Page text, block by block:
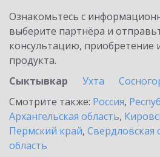
Ознакомьтесь с
выберите партнёра и
консультацию, приобретение
продукта.
Сыктывкар
Ухта
Смотрите также: Россия,
Архангельская область,
Пермский край, Свердловская
область